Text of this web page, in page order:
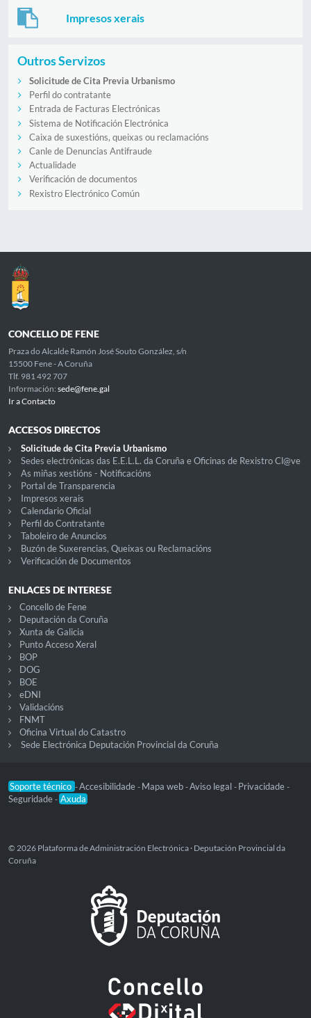
Impresos xerais
Outros Servizos
Solicitude de Cita Previa Urbanismo
Perfil do contratante
Entrada de Facturas Electrónicas
Sistema de Notificación Electrónica
Caixa de suxestións, queixas ou reclamacións
Canle de Denuncias Antifraude
Actualidade
Verificación de documentos
Rexistro Electrónico Común
CONCELLO DE FENE
Praza do Alcalde Ramón José Souto González, s/n
15500 Fene - A Coruña
Tlf. 981 492 707
Información: sede@fene.gal
Ir a Contacto
ACCESOS DIRECTOS
Solicitude de Cita Previa Urbanismo
Sedes electrónicas das E.E.L.L. da Coruña e Oficinas de Rexistro Cl@ve
As miñas xestións - Notificacións
Portal de Transparencia
Impresos xerais
Calendario Oficial
Perfil do Contratante
Taboleiro de Anuncios
Buzón de Suxerencias, Queixas ou Reclamacións
Verificación de Documentos
ENLACES DE INTERESE
Concello de Fene
Deputación da Coruña
Xunta de Galicia
Punto Acceso Xeral
BOP
DOG
BOE
eDNI
Validacións
FNMT
Oficina Virtual do Catastro
Sede Electrónica Deputación Provincial da Coruña
Soporte técnico -Accesibilidade - Mapa web -Aviso legal - Privacidade -
Seguridade - Axuda
© 2026 Plataforma de Administración Electrónica · Deputación Provincial da
Coruña